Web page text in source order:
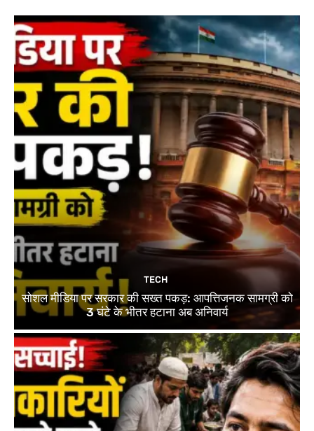
TECH
सोशल मीडिया पर सरकार की सख्त पकड़: आपत्तिजनक सामग्री को
3 घंटे के भीतर हटाना अब अनिवार्य